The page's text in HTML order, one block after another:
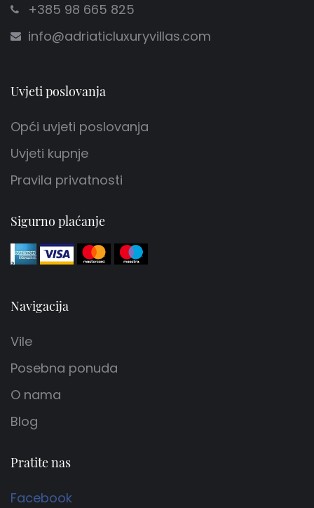
+385 98 665 825
info@adriaticluxuryvillas.com
Uvjeti poslovanja
Opći uvjeti poslovanja
Uvjeti kupnje
Pravila privatnosti
Sigurno plaćanje
Navigacija
Vile
Posebna ponuda
O nama
Blog
Pratite nas
Facebook